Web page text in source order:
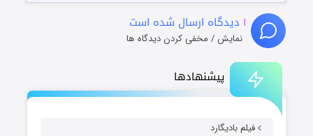
پیشنهادها
فیلم بادیگارد
۱ دیدگاه ارسال شده است
نمایش / مخفی کردن دیدگاه ها